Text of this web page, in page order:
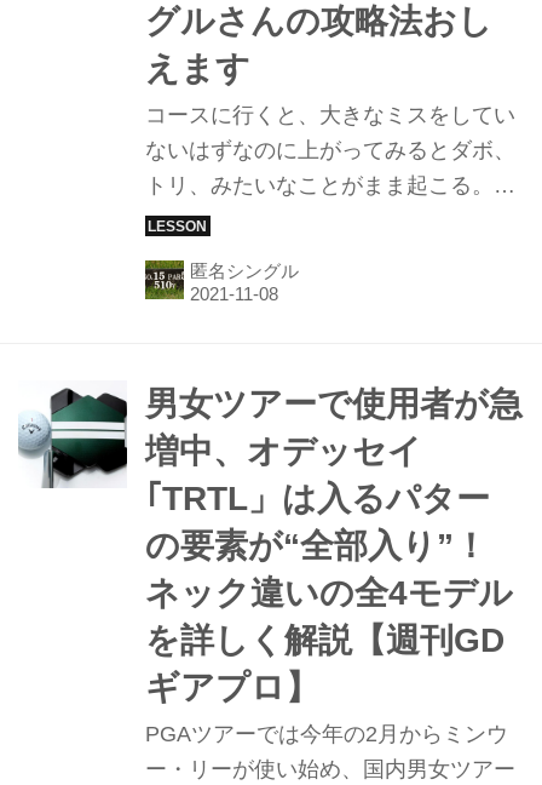
グルさんの攻略法おし
えます
コースに行くと、大きなミスをしてい
ないはずなのに上がってみるとダボ、
トリ、みたいなことがまま起こる。
「それは、設計家のワナにハマってし
まっているのかもしれませんね」と 関
東在住匿名5下シングル氏は言う。設
匿名シングル
男女ツアーで使用者が急
増中、オデッセイ
｢TRTL」は入るパター
の要素が“全部入り”！
ネック違いの全4モデル
を詳しく解説【週刊GD
ギアプロ】
PGAツアーでは今年の2月からミンウ
ー・リーが使い始め、国内男女ツアー